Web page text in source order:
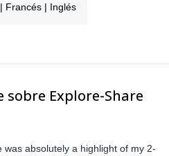
Francés | Inglés
sobre Explore-Share
absolutely a highlight of my 2-